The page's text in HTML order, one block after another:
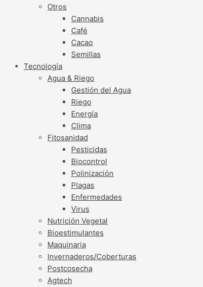
Otros
Cannabis
Café
Cacao
Semillas
Tecnología
Agua & Riego
Gestión del Agua
Riego
Energía
Clima
Fitosanidad
Pesticidas
Biocontrol
Polinización
Plagas
Enfermedades
Virus
Nutrición Vegetal
Bioestimulantes
Maquinaria
Invernaderos/Coberturas
Postcosecha
Agtech